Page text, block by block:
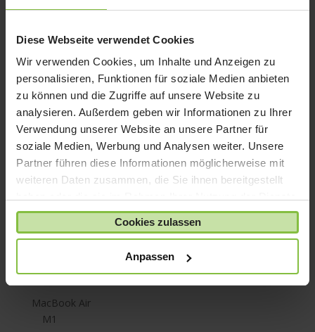
Diese Webseite verwendet Cookies
Wir verwenden Cookies, um Inhalte und Anzeigen zu
personalisieren, Funktionen für soziale Medien anbieten
zu können und die Zugriffe auf unsere Website zu
analysieren. Außerdem geben wir Informationen zu Ihrer
Verwendung unserer Website an unsere Partner für
soziale Medien, Werbung und Analysen weiter. Unsere
Partner führen diese Informationen möglicherweise mit
weiteren Daten zusammen, die Sie ihnen bereitgestellt
gesammelt haben.
Cookies zulassen
Anpassen
iPhone 8
iPod shuffle
iPod touch
Kabel & Adapter
LaCie Rugged
Lightning
Mac Pro
MacBook Air
M1